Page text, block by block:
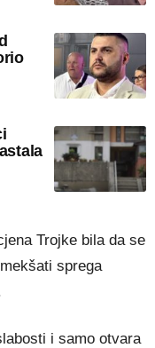
Trojke bila da se
sprega
i samo otvara